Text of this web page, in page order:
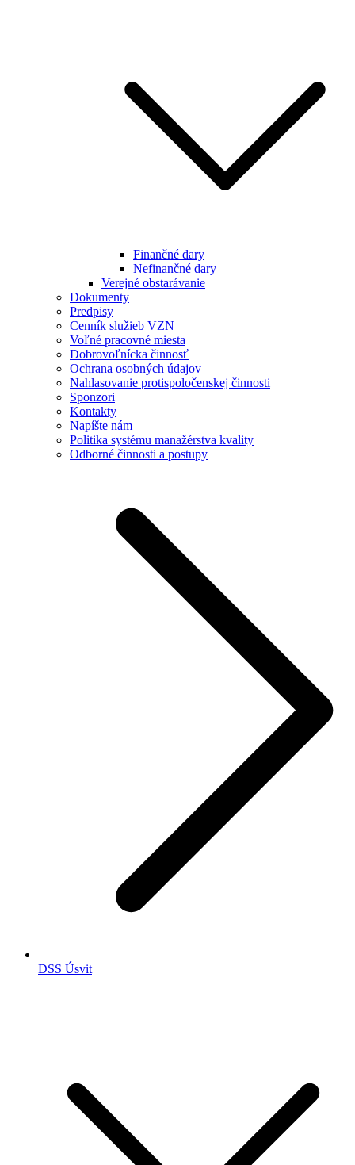
Finančné dary
Nefinančné dary
Verejné obstarávanie
Dokumenty
Predpisy
Cenník služieb VZN
Voľné pracovné miesta
Dobrovoľnícka činnosť
Ochrana osobných údajov
Nahlasovanie protispoločenskej činnosti
Sponzori
Kontakty
Napíšte nám
Politika systému manažérstva kvality
Odborné činnosti a postupy
DSS Úsvit